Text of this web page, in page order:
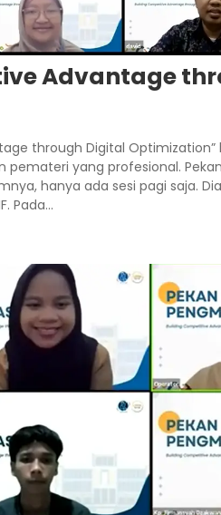
Advantage
through Digital
pemateri yang profesional.
hanya ada sesi pagi saja.
Pada...